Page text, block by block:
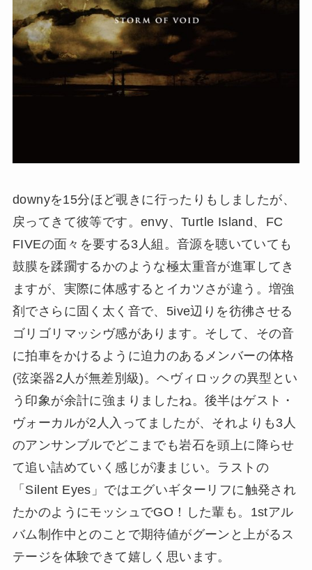
downyを15分ほど覗きに行ったりもしましたが、
戻ってきて彼等です。envy、Turtle Island、FC
FIVEの面々を要する3人組。音源を聴いていても
鼓膜を蹂躙するかのような極太重音が進軍してき
ますが、実際に体感するとイカツさが違う。増強
剤でさらに固く太く音で、5ive辺りを彷彿させる
ゴリゴリマッシヴ感があります。そして、その音
に拍車をかけるように迫力のあるメンバーの体格
(弦楽器2人が無差別級)。ヘヴィロックの異型とい
う印象が余計に強まりましたね。後半はゲスト・
ヴォーカルが2人入ってましたが、それよりも3人
のアンサンブルでどこまでも岩石を頭上に降らせ
て追い詰めていく感じが凄まじい。ラストの
「Silent Eyes」ではエグいギターリフに触発され
たかのようにモッシュでGO！した輩も。1stアル
バム制作中とのことで期待値がグーンと上がるス
テージを体験できて嬉しく思います。